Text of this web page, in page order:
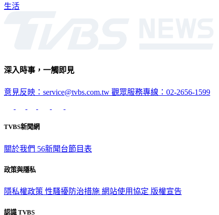
生活
深入時事，一觸即見
意見反映：service@tvbs.com.tw 觀眾服務專線：02-2656-1599
TVBS新聞網
關於我們 56新聞台節目表
政策與隱私
隱私權政策 性騷擾防治措施 網站使用協定 版權宣告
認識 TVBS